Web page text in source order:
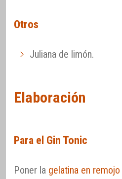
Otros
Juliana de limón.
Elaboración
Para el Gin Tonic
Poner la gelatina en remojo